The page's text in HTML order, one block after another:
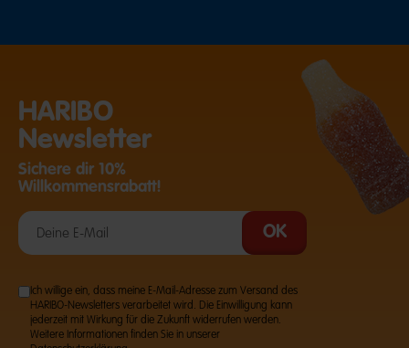
HARIBO
Newsletter
Sichere dir 10%
Willkommensrabatt!
Ich willige ein, dass meine E-Mail-Adresse zum Versand des
HARIBO-Newsletters verarbeitet wird. Die Einwilligung kann
jederzeit mit Wirkung für die Zukunft widerrufen werden.
Weitere Informationen finden Sie in unserer